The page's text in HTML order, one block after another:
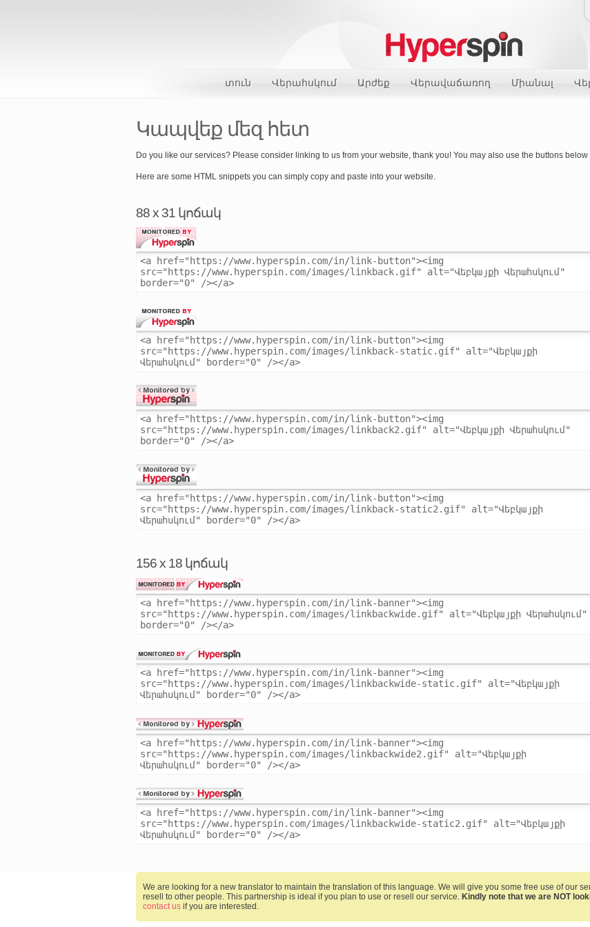
տուն Վերահսկում Արժեք Վերավաճառող Միանալ
Կապվեք մեզ հետ
Do you like our services? Please consider linking to us from your website, thank you! You may also use the buttons
Here are some HTML snippets you can simply copy and paste into your website.
88 x 31 կոճակ
156 x 18 կոճակ
We are looking for a new translator to maintain the translation of this language. We will give you some free use of our
resell to other people. This partnership is ideal if you plan to use or resell our service. Kindly note that we are NOT
contact us if you are interested.